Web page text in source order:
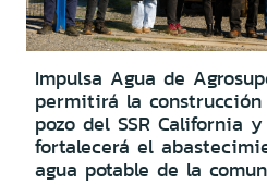
Impulsa Agua de
permitirá la construcción
pozo del SSR California y
fortalecerá el
agua potable de la